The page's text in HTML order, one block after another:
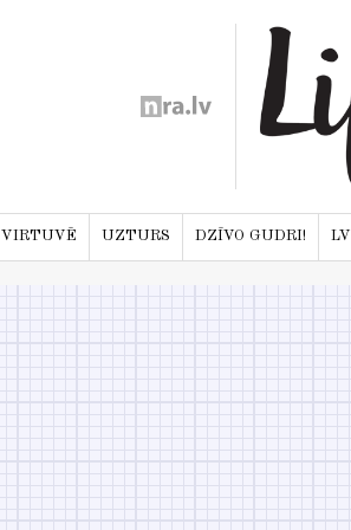
VIRTUVĒ UZTURS DZĪVO GUDRI!